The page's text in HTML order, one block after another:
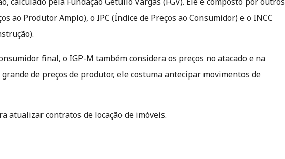
ao Produtor Amplo), o IPC (Índice de Preços ao Consumidor) e o INCC
final, o IGP-M também considera os preços no atacado e na
de preços de produtor, ele costuma antecipar movimentos de
atualizar contratos de locação de imóveis.